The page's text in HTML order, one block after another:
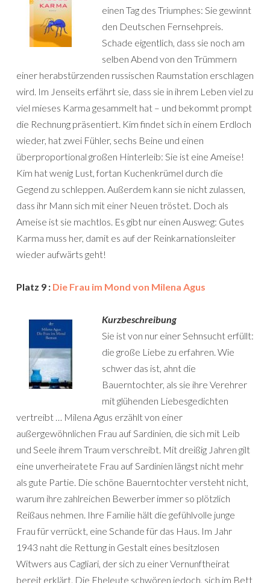
einen Tag des Triumphes: Sie gewinnt
den Deutschen Fernsehpreis.
Schade eigentlich, dass sie noch am
selben Abend von den Trümmern
einer herabstürzenden russischen Raumstation erschlagen
wird. Im Jenseits erfährt sie, dass sie in ihrem Leben viel zu
viel mieses Karma gesammelt hat – und bekommt prompt
die Rechnung präsentiert. Kim findet sich in einem Erdloch
wieder, hat zwei Fühler, sechs Beine und einen
überproportional großen Hinterleib: Sie ist eine Ameise!
Kim hat wenig Lust, fortan Kuchenkrümel durch die
Gegend zu schleppen. Außerdem kann sie nicht zulassen,
dass ihr Mann sich mit einer Neuen tröstet. Doch als
Ameise ist sie machtlos. Es gibt nur einen Ausweg: Gutes
Karma muss her, damit es auf der Reinkarnationsleiter
wieder aufwärts geht!
Platz 9 : Die Frau im Mond von Milena Agus
Kurzbeschreibung
Sie ist von nur einer Sehnsucht erfüllt:
die große Liebe zu erfahren. Wie
schwer das ist, ahnt die
Bauerntochter, als sie ihre Verehrer
mit glühenden Liebesgedichten
vertreibt … Milena Agus erzählt von einer
außergewöhnlichen Frau auf Sardinien, die sich mit Leib
und Seele ihrem Traum verschreibt. Mit dreißig Jahren gilt
eine unverheiratete Frau auf Sardinien längst nicht mehr
als gute Partie. Die schöne Bauerntochter versteht nicht,
warum ihre zahlreichen Bewerber immer so plötzlich
Reißaus nehmen. Ihre Familie hält die gefühlvolle junge
Frau für verrückt, eine Schande für das Haus. Im Jahr
1943 naht die Rettung in Gestalt eines besitzlosen
Witwers aus Cagliari, der sich zu einer Vernunftheirat
bereit erklärt. Die Eheleute schwören jedoch, sich im Bett